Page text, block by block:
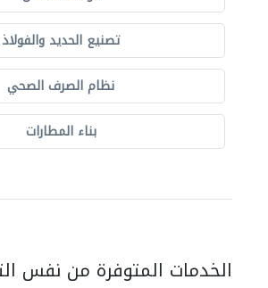
تصنيع الحديد والفولاذ
نظام الصرف الصحي
بناء المطارات
الخدمات المتوفرة من نفس